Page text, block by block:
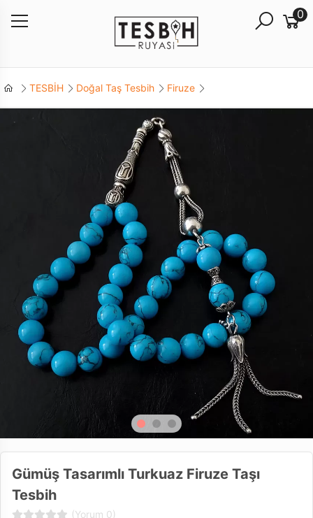
0
TESBİH Doğal Taş Tesbih Firuze
Gümüş Tasarımlı Turkuaz Firuze Taşı
Tesbih
(Yorum 0)